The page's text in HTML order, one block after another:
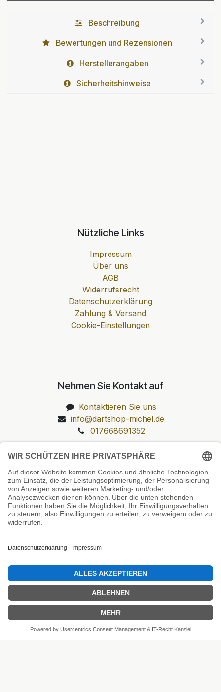
Beschreibung
Bewertungen und Rezensionen
Herstellerangaben
Sicherheitshinweise
Nützliche Links
Impressum
Über uns
AGB
Widerrufsrecht
Datenschutzerklärung
Zahlung & Versand
Cookie-Einstellungen
Nehmen Sie Kontakt auf
Kontaktieren Sie uns
info@dartshop-michel.de
017668691352
Unsere Prüfsiegel